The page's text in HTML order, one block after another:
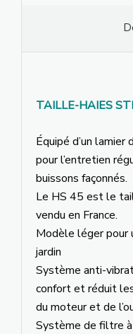
TAILLE-HAIES
Équipé d’un
pour l’entretien
buissons façonnés.
Le HS 45 est le
vendu en France.
Modèle léger pour
jardin
Système anti-
confort et réduit
du moteur et de
Système de filtre